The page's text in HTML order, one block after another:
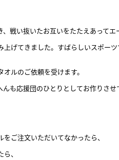
戦い抜いたお互いをたたえあってエ
上げてきました。すばらしいスポー
ルのご依頼を受けます。
も応援団のひとりとしてお作りさせ
ご注文いただいてなかったら、
、